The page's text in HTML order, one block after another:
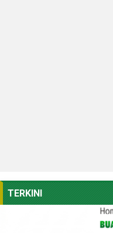
TERKINI